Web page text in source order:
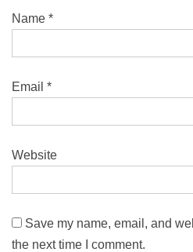
Name *
Email *
Website
Save my name, email, and
the next time I comment.